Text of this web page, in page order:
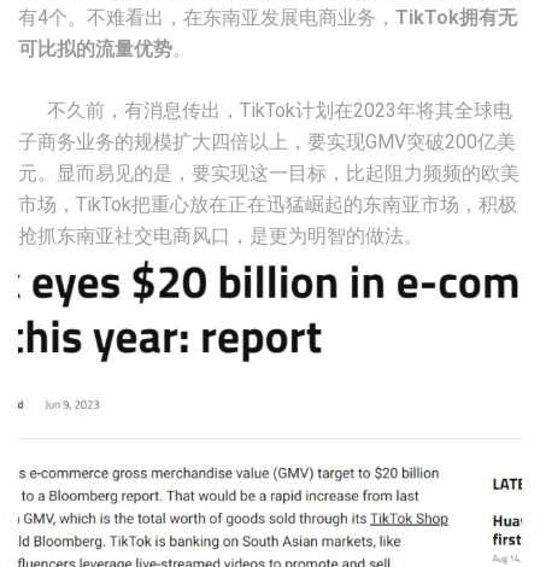
有4个。不难看出，在东南亚发展电商业务， TikTok拥有无
可比拟的流量优势。
不久前，有消息传出，TikTok计划在2023年将其全球电
子商务业务的规模扩大四倍以上，要实现GMV突破200亿美
元。显而易见的是，要实现这一目标，比起阻力频频的欧美
市场，TikTok把重心放在正在迅猛崛起的东南亚市场，积极
抢抓东南亚社交电商风口，是更为明智的做法。